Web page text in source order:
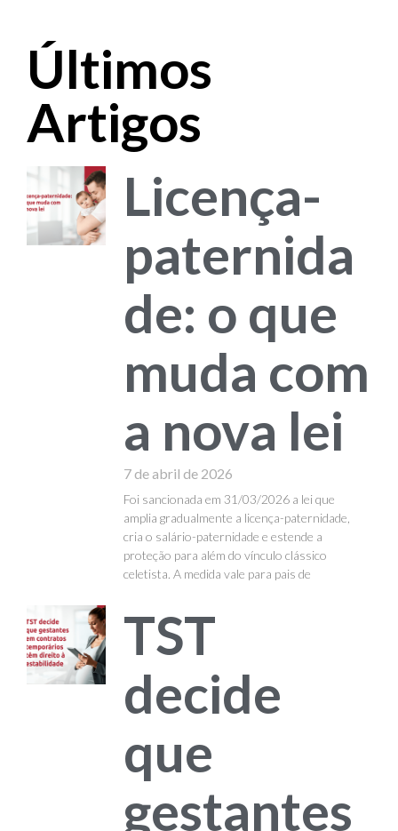
Últimos
Artigos
Licença-
paternida
de: o que
muda com
a nova lei
7 de abril de 2026
Foi sancionada em 31/03/2026 a lei que
amplia gradualmente a licença-paternidade,
cria o salário-paternidade e estende a
proteção para além do vínculo clássico
celetista. A medida vale para pais de
TST
decide
que
gestantes